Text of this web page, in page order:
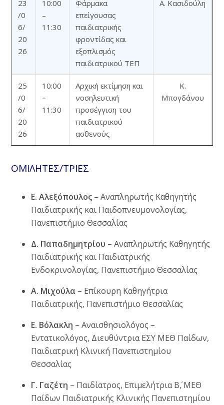
23
/0
6/
20
26
10:00
–
11:30
Φάρμακα
επείγουσας
παιδιατρικής
φροντίδας και
εξοπλισμός
παιδιατρικού ΤΕΠ
Α. Κασιδούλη
25
/0
6/
20
26
10:00
–
11:30
Αρχική εκτίμηση και
νοσηλευτική
προσέγγιση του
παιδιατρικού
ασθενούς
Κ.
Μπογδάνου
ΟΜΙΛΗΤΕΣ/ΤΡΙΕΣ
Ε. Αλεξόπουλος – Αναπληρωτής Καθηγητής
Παιδιατρικής και Παιδοπνευμονολογίας,
Πανεπιστήμιο Θεσσαλίας
Δ. Παπαδημητρίου – Αναπληρωτής Καθηγητής
Παιδιατρικής και Παιδιατρικής
Ενδοκρινολογίας, Πανεπιστήμιο Θεσσαλίας
Α. Μιχούλα – Επίκουρη Καθηγήτρια
Παιδιατρικής, Πανεπιστήμιο Θεσσαλίας
Ε. Βόλακλη – Αναισθησιολόγος –
Εντατικολόγος, Διευθύντρια ΕΣΥ ΜΕΘ Παίδων,
Παιδιατρική Κλινική Πανεπιστημίου
Θεσσαλίας
Γ. Γαζέτη – Παιδίατρος, Επιμελήτρια Β΄, ΜΕΘ
Παίδων Παιδιατρικής Κλινικής Πανεπιστημίου